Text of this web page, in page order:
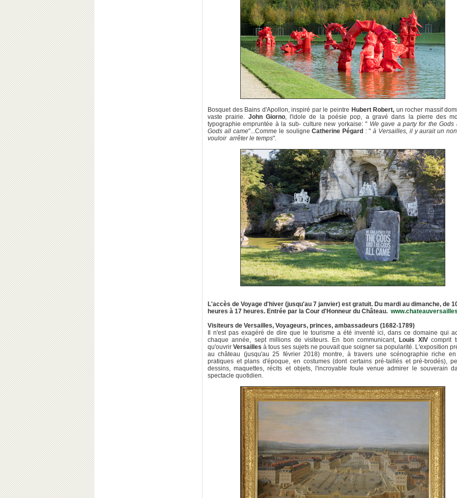
Bosquet des Bains d'Apollon, inspiré par le peintre Hubert Robert, un rocher massif
vaste prairie. John Giorno, l'idole de la poésie pop, a gravé dans la pierre des
typographie empruntée à la sub- culture new yorkaise: " We gave a party for the Gods
Gods all came"...Comme le souligneCatherine Pégard : " à Versailles, il y aurait un
vouloir arrêter le temps".
L'accès de Voyage d'hiver (jusqu'au 7 janvier) est gratuit. Du mardi au dimanche, de
heures à 17 heures. Entrée par la Cour d'Honneur du Château.
Visiteurs de Versailles, Voyageurs, princes, ambassadeurs (1682-1789)
Il n'est pas exagéré de dire que le tourisme a été inventé ici, dans ce domaine qui
chaque année, sept millions de visiteurs. En bon communicant, Louis XIVcomprit
qu'ouvrir Versailles à tous ses sujets ne pouvait que soigner sa popularité. L'exposition
au château (jusqu'au 25 février 2018) montre, à travers une scénographie riche
pratiques et plans d'époque, en costumes (dont certains pré-taillés et pré-brodés),
dessins, maquettes, récits et objets, l'incroyable foule venue admirer le souverain
spectacle quotidien.